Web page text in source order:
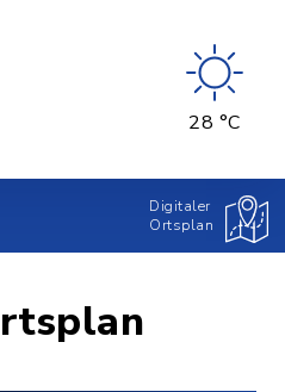
28 °C
Digitaler
Ortsplan